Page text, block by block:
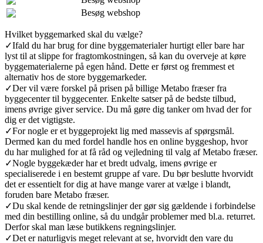
Besøg webshop
Hvilket byggemarked skal du vælge?
✓Ifald du har brug for dine byggematerialer hurtigt eller bare har
lyst til at slippe for fragtomkostningen, så kan du overveje at køre
byggematerialerne på egen hånd. Dette er først og fremmest et
alternativ hos de store byggemarkeder.
✓Der vil være forskel på prisen på billige Metabo fræser fra
byggecenter til byggecenter. Enkelte satser på de bedste tilbud,
imens øvrige giver service. Du må gøre dig tanker om hvad der for
dig er det vigtigste.
✓For nogle er et byggeprojekt lig med massevis af spørgsmål.
Dermed kan du med fordel handle hos en online byggeshop, hvor
du har mulighed for at få råd og vejledning til valg af Metabo fræser.
✓Nogle byggekæder har et bredt udvalg, imens øvrige er
specialiserede i en bestemt gruppe af vare. Du bør beslutte hvorvidt
det er essentielt for dig at have mange varer at vælge i blandt,
foruden bare Metabo fræser.
✓Du skal kende de retningslinjer der gør sig gældende i forbindelse
med din bestilling online, så du undgår problemer med bl.a. returret.
Derfor skal man læse butikkens regningslinjer.
✓Det er naturligvis meget relevant at se, hvorvidt den vare du